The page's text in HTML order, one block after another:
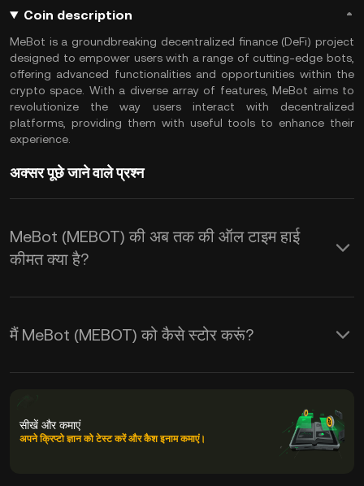
Coin description
MeBot is a groundbreaking decentralized finance (DeFi) project
designed to empower users with a range of cutting-edge bots,
offering advanced functionalities and opportunities within the
crypto space. With a diverse array of features, MeBot aims to
revolutionize the way users interact with decentralized
platforms, providing them with useful tools to enhance their
experience.
अक्सर पूछे जाने वाले प्रश्न
MeBot (MEBOT) की अब तक की ऑल टाइम हाई
कीमत क्या है?
मैं MeBot (MEBOT) को कैसे स्टोर करूं?
सीखें और कमाएं
अपने क्रिप्टो ज्ञान को टेस्ट करें और कैश इनाम कमाएं।